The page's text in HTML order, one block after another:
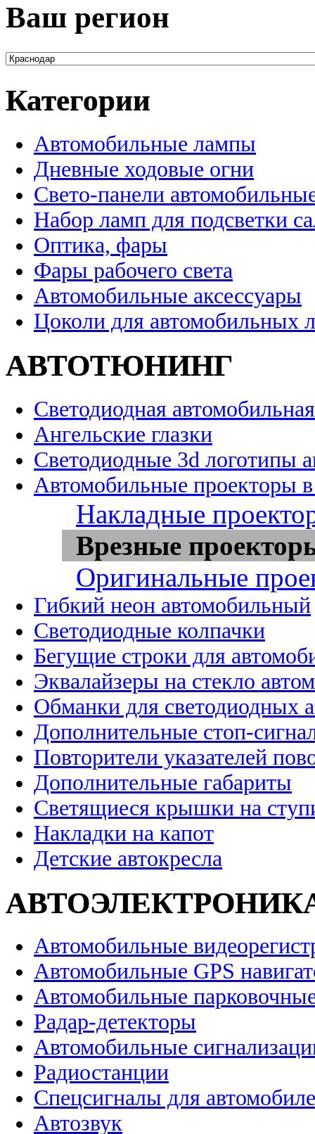
Ваш регион
Категории
Автомобильные лампы
Дневные ходовые огни
Свето-панели
Набор ламп для подсветки
Оптика, фары
Фары рабочего света
Автомобильные аксессуары
Цоколи для автомобильных
АВТОТЮНИНГ
Светодиодная
Ангельские глазки
Светодиодные 3d логотипы
Автомобильные проекторы
Накладные
Врезные
Оригинальные
Гибкий неон автомобильный
Светодиодные колпачки
Бегущие строки для
Эквалайзеры на стекло
Обманки для светодиодных
Дополнительные стоп-
Повторители указателей
Дополнительные габариты
Светящиеся крышки на
Накладки на капот
Детские автокресла
Автомобильные
Автомобильные GPS
Автомобильные
Радар-детекторы
Автомобильные
Радиостанции
Спецсигналы для
Автозвук